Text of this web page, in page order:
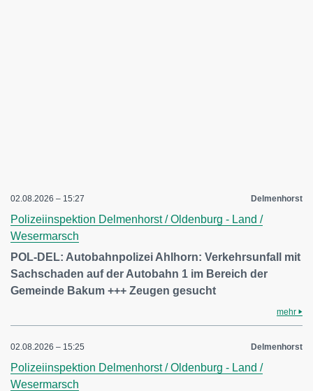
02.08.2026 – 15:27 Delmenhorst
Polizeiinspektion Delmenhorst / Oldenburg - Land /
Wesermarsch
POL-DEL: Autobahnpolizei Ahlhorn: Verkehrsunfall mit
Sachschaden auf der Autobahn 1 im Bereich der
Gemeinde Bakum +++ Zeugen gesucht
mehr
02.08.2026 – 15:25 Delmenhorst
Polizeiinspektion Delmenhorst / Oldenburg - Land /
Wesermarsch